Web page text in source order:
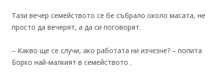
Тази вечер семейството се бе събрало около масата, не
просто да вечерят, а да си поговорят.
– Какво ще се случи, ако работата ни изчезне? – попита
Борко най-малкият в семейството .